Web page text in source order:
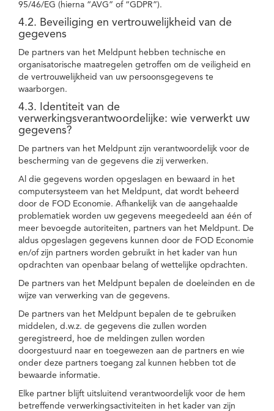
95/46/EG (hierna “AVG” of “GDPR”).
4.2. Beveiliging en vertrouwelijkheid van de
gegevens
De partners van het Meldpunt hebben technische en
organisatorische maatregelen getroffen om de veiligheid en
de vertrouwelijkheid van uw persoonsgegevens te
waarborgen.
4.3. Identiteit van de
verwerkingsverantwoordelijke: wie verwerkt uw
gegevens?
De partners van het Meldpunt zijn verantwoordelijk voor de
bescherming van de gegevens die zij verwerken.
Al die gegevens worden opgeslagen en bewaard in het
computersysteem van het Meldpunt, dat wordt beheerd
door de FOD Economie. Afhankelijk van de aangehaalde
problematiek worden uw gegevens meegedeeld aan één of
meer bevoegde autoriteiten, partners van het Meldpunt. De
aldus opgeslagen gegevens kunnen door de FOD Economie
en/of zijn partners worden gebruikt in het kader van hun
opdrachten van openbaar belang of wettelijke opdrachten.
De partners van het Meldpunt bepalen de doeleinden en de
wijze van verwerking van de gegevens.
De partners van het Meldpunt bepalen de te gebruiken
middelen, d.w.z. de gegevens die zullen worden
geregistreerd, hoe de meldingen zullen worden
doorgestuurd naar en toegewezen aan de partners en wie
onder deze partners toegang zal kunnen hebben tot de
bewaarde informatie.
Elke partner blijft uitsluitend verantwoordelijk voor de hem
betreffende verwerkingsactiviteiten in het kader van zijn